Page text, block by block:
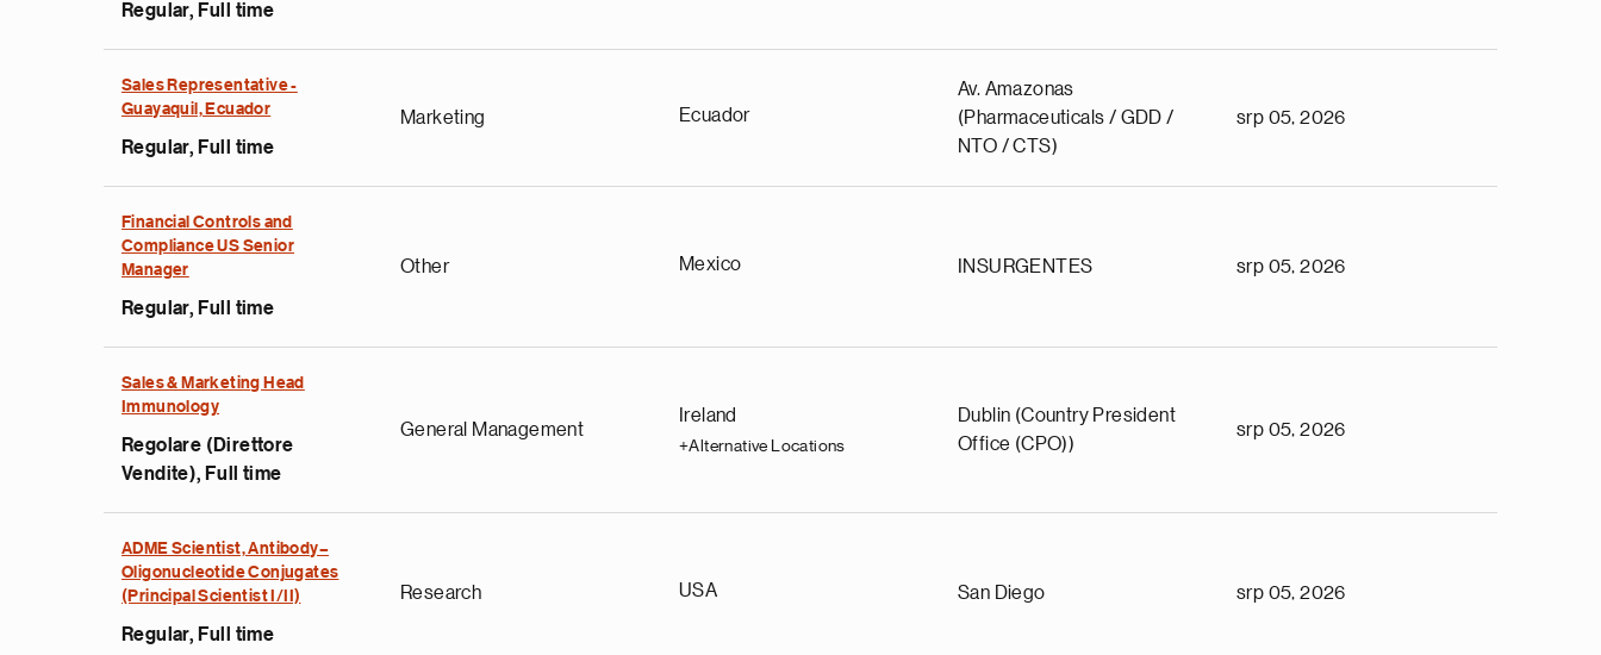
Regular, Full time
Sales Representative -
Guayaquil, Ecuador
Regular, Full time
Marketing Ecuador
Av. Amazonas
(Pharmaceuticals / GDD /
NTO / CTS)
srp 05, 2026
Financial Controls and
Compliance US Senior
Manager
Regular, Full time
Other Mexico INSURGENTES srp 05, 2026
Sales & Marketing Head
Immunology
Regolare (Direttore
Vendite), Full time
General Management
Ireland
+Alternative Locations
Dublin (Country President
Office (CPO))
srp 05, 2026
ADME Scientist, Antibody–
Oligonucleotide Conjugates
(Principal Scientist I/II)
Regular, Full time
Research USA San Diego srp 05, 2026